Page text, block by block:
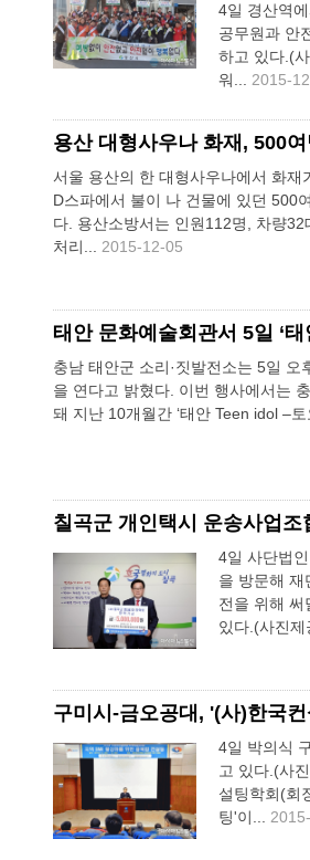
4일 경산역
공무원과 안
하고 있다.(
워... 2015-
용산 대형사우나 화재, 500
서울 용산의 한 대형사우나에서 화
D스파에서 불이 나 건물에 있던 500
다. 용산소방서는 인원112명, 차량
처리... 2015-12-05
태안 문화예술회관서 5일 ‘
충남 태안군 소리·짓발전소는 5일 오
을 연다고 밝혔다. 이번 행사에서는
돼 지난 10개월간 ‘태안 Teen idol –
칠곡군 개인택시 운송사업
4일 사단법
을 방문해 재
전을 위해
있다.(사진
구미시-금오공대, '(사)한국
4일 박의식
고 있다.(사
설팅학회(회
팅'이...